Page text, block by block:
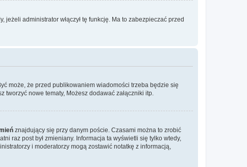
administrator włączył tę funkcję. Ma to zabezpieczać przed
może, że przed publikowaniem wiadomości trzeba będzie się
nowe tematy, Możesz dodawać załączniki itp.
znajdujący się przy danym poście. Czasami można to zrobić
raz post był zmieniany. Informacja ta wyświetli się tylko wtedy,
i moderatorzy mogą zostawić notatkę z informacją,